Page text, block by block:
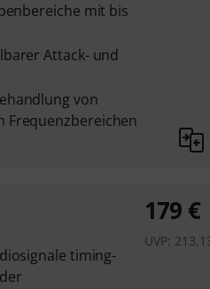
mit bis
Attack- und
von
Frequenzbereichen
timing-
179 €
UVP: